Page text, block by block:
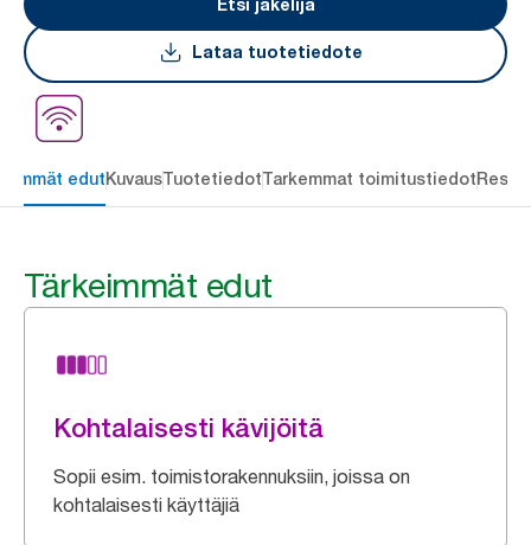
Etsi jakelija
Lataa tuotetiedote
edutKuvausTuotetiedotTarkemmat toimitustiedot
Tärkeimmät edut
Kohtalaisesti kävijöitä
Sopii esim. toimistorakennuksiin, joissa on
kohtalaisesti käyttäjiä